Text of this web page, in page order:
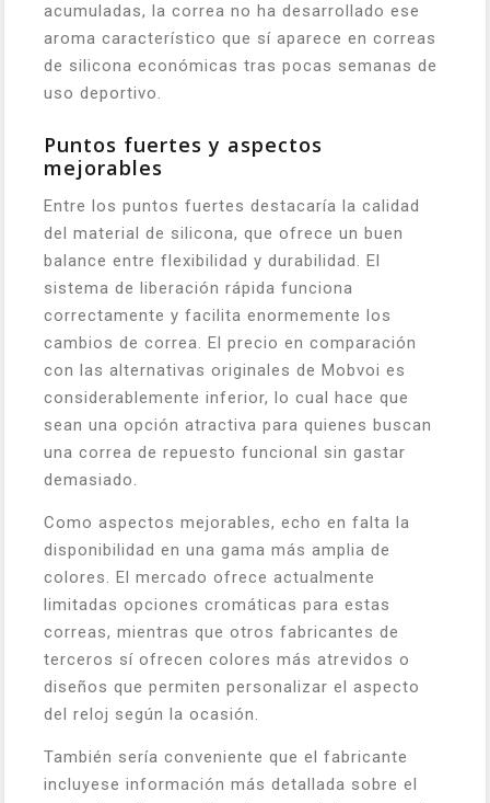
acumuladas, la correa no ha desarrollado ese
aroma característico que sí aparece en correas
de silicona económicas tras pocas semanas de
uso deportivo.
Puntos fuertes y aspectos
mejorables
Entre los puntos fuertes destacaría la calidad
del material de silicona, que ofrece un buen
balance entre flexibilidad y durabilidad. El
sistema de liberación rápida funciona
correctamente y facilita enormemente los
cambios de correa. El precio en comparación
con las alternativas originales de Mobvoi es
considerablemente inferior, lo cual hace que
sean una opción atractiva para quienes buscan
una correa de repuesto funcional sin gastar
demasiado.
Como aspectos mejorables, echo en falta la
disponibilidad en una gama más amplia de
colores. El mercado ofrece actualmente
limitadas opciones cromáticas para estas
correas, mientras que otros fabricantes de
terceros sí ofrecen colores más atrevidos o
diseños que permiten personalizar el aspecto
del reloj según la ocasión.
También sería conveniente que el fabricante
incluyese información más detallada sobre el